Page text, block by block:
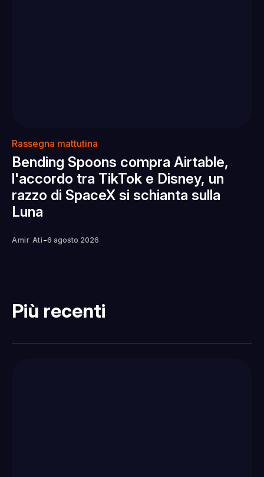
Rassegna mattutina
Bending Spoons compra Airtable,
l'accordo tra TikTok e Disney, un
razzo di SpaceX si schianta sulla
Luna
Amir Ati -6 agosto 2026
Più recenti